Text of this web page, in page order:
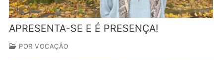
APRESENTA-SE E É PRESENÇA!
POR VOCAÇÃO